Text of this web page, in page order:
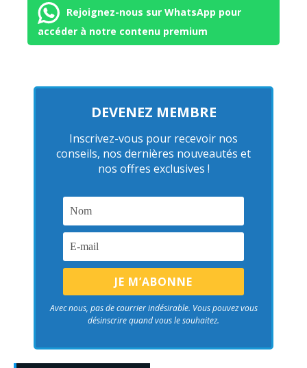
Rejoignez-nous sur WhatsApp pour
accéder à notre contenu premium
DEVENEZ MEMBRE
Inscrivez-vous pour recevoir nos
conseils, nos dernières nouveautés et
nos offres exclusives !
Avec nous, pas de courrier indésirable. Vous pouvez vous
désinscrire quand vous le souhaitez.